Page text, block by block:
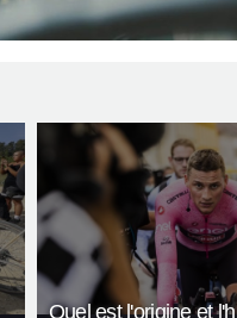
Quel est l'origine et